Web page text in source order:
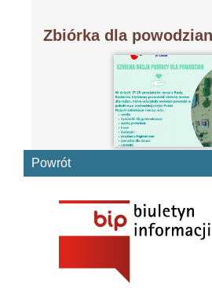
Zbiórka dla powodzian
Powrót